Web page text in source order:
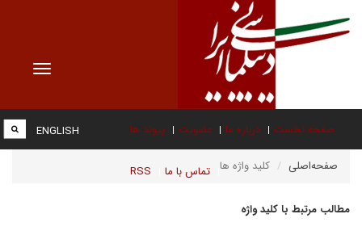
Toggle
صفحه نخست درباره ما عضویت پیوند ها
تماس با ما RSS
ENGLISH
صفحه‌اصلی کلید واژه ها
مطالب مرتبط با کلید واژه